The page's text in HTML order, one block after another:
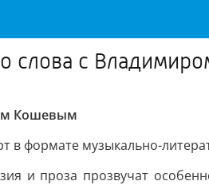
слова с
Кошевым
в формате музыкально-
и проза прозвучат